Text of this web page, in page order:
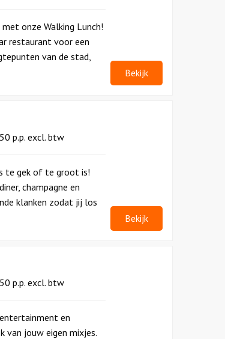
onze Walking Lunch!
restaurant voor een
van de stad,
Bekijk
p.p. excl. btw
te gek of te groot is!
champagne en
klanken zodat jij los
Bekijk
p.p. excl. btw
en
van jouw eigen mixjes.